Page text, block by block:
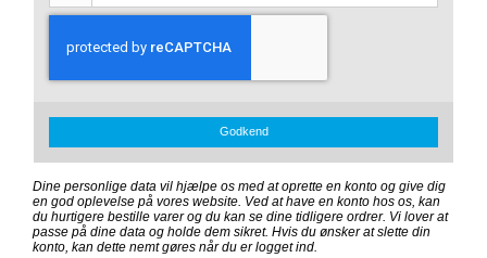
Godkend
Dine personlige data vil hjælpe os med at oprette en konto og give dig
en god oplevelse på vores website. Ved at have en konto hos os, kan
du hurtigere bestille varer og du kan se dine tidligere ordrer. Vi lover at
passe på dine data og holde dem sikret. Hvis du ønsker at slette din
konto, kan dette nemt gøres når du er logget ind.